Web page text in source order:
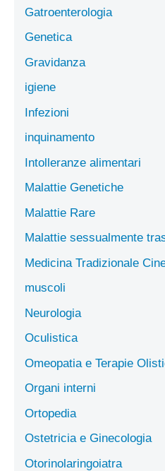
Gatroenterologia
Genetica
Gravidanza
igiene
Infezioni
inquinamento
Intolleranze alimentari
Malattie Genetiche
Malattie Rare
Malattie sessualmente
Medicina Tradizionale
muscoli
Neurologia
Oculistica
Omeopatia e Terapie
Organi interni
Ortopedia
Ostetricia e Ginecologia
Otorinolaringoiatra